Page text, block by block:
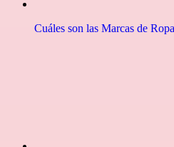
Cuáles son las Marcas de